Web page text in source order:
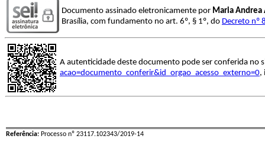
Documento assinado eletronicamente por Maria Andrea
Brasília, com fundamento no art. 6º, § 1º, do Decreto nº
A autenticidade deste documento pode ser conferida no
acao=documento_conferir&id_orgao_acesso_externo=0,
Referência: Processo nº 23117.102343/2019-14